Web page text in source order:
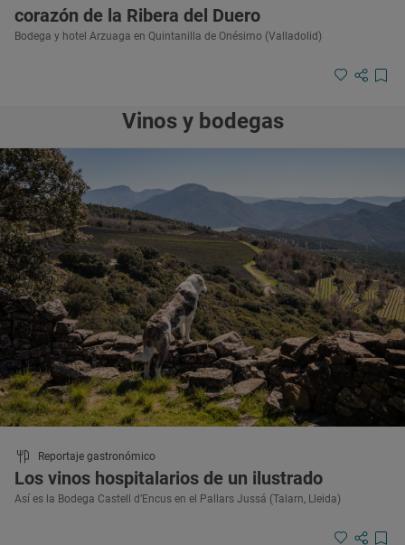
corazón de la Ribera del Duero
Bodega y hotel Arzuaga en Quintanilla de Onésimo (Valladolid)
Vinos y bodegas
Reportaje gastronómico
Los vinos hospitalarios de un ilustrado
Así es la Bodega Castell d’Encus en el Pallars Jussá (Talarn, Lleida)